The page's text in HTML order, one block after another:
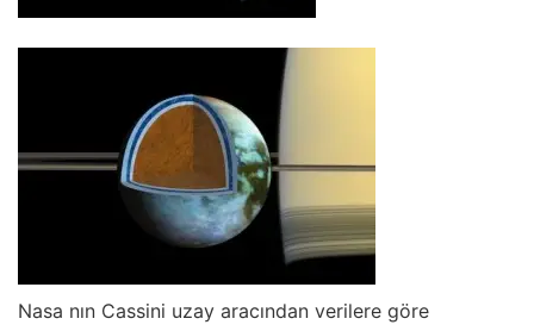
Nasa nın Cassini uzay aracından verilere göre